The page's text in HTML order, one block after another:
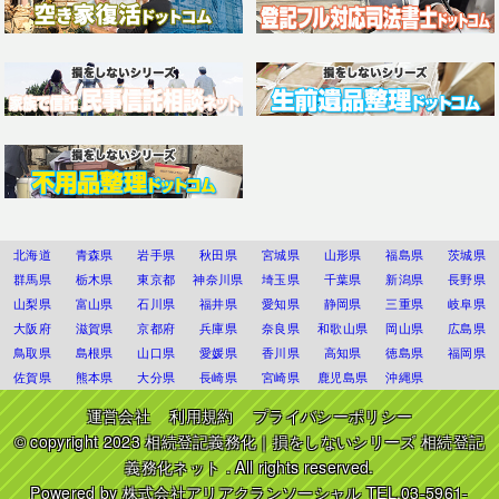
北海道 青森県 岩手県 秋田県 宮城県 山形県 福島県
茨城県
群馬県
栃木県 東京都 神奈川県 埼玉県 千葉県 新潟県
長野県
山梨県
富山県 石川県 福井県 愛知県 静岡県 三重県
岐阜県
大阪府
滋賀県 京都府 兵庫県 奈良県 和歌山県 岡山県
広島県
鳥取県
島根県 山口県 愛媛県 香川県 高知県 徳島県
福岡県
佐賀県
熊本県 大分県 長崎県 宮崎県 鹿児島県 沖縄県
運営会社 利用規約
プライバシーポリシー
© copyright 2023相続登記義務化｜損をしないシリーズ 相続登記
義務化ネット. All rights reserved.
Powered by株式会社アリアクランソーシャルTEL.03-5961-